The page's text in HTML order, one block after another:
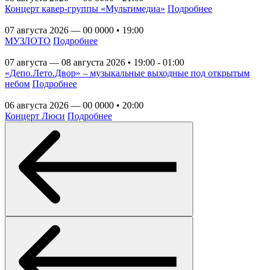
Концерт кавер-группы «Мультимедиа» Подробнее
07 августа 2026 — 00 0000 • 19:00
МУЗЛОТО Подробнее
07 августа — 08 августа 2026 • 19:00 - 01:00
«Депо.Лето.Двор» – музыкальные выходные под открытым
небом Подробнее
06 августа 2026 — 00 0000 • 20:00
Концерт Люси Подробнее